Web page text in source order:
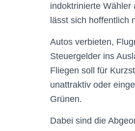
indoktrinierte Wähler
lässt sich hoffentlich
Autos verbieten,
Steuergelder ins
Fliegen soll für
unattraktiv oder
Grünen.
Dabei sind die